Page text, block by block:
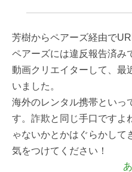
芳樹からペアーズ経由で
ペアーズには違反報告済み
動画クリエイターして、最
いました。
海外のレンタル携帯といっ
す。詐欺と同じ手口ですよ
ゃないかとかはぐらかして
気をつけてください！